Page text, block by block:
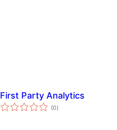
First Party Analytics
(0vērtējumu
kopsumma
)